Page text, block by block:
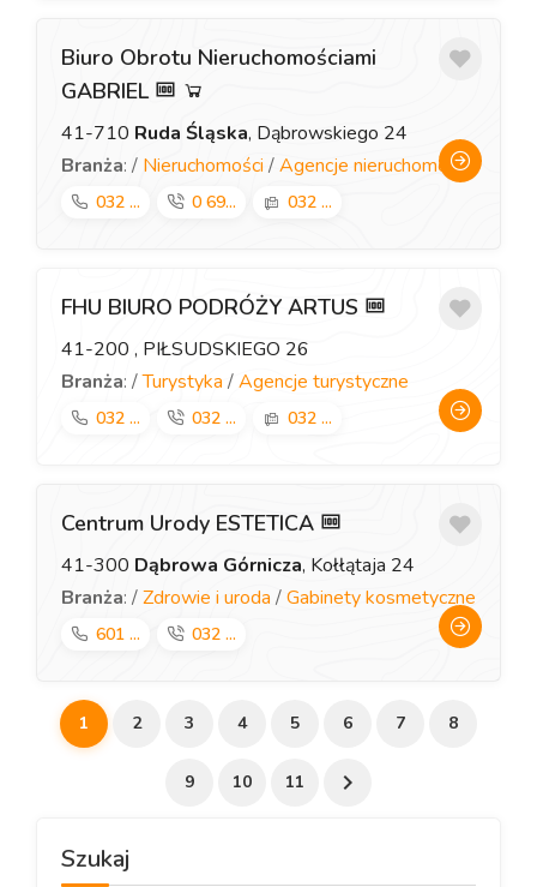
Biuro Obrotu Nieruchomościami
GABRIEL
41-710 Ruda Śląska, Dąbrowskiego 24
Branża: / Nieruchomości /Agencje nieruchomości
032 ... 0 69... 032 ...
FHU BIURO PODRÓŻY ARTUS
41-200 , PIŁSUDSKIEGO 26
Branża: /Turystyka /Agencje turystyczne
032 ... 032 ... 032 ...
Centrum Urody ESTETICA
41-300 Dąbrowa Górnicza, Kołłątaja 24
Branża: /Zdrowie i uroda /Gabinety kosmetyczne
601 ... 032 ...
1 2 3 4 5 6 7 8
9 10 11
Szukaj